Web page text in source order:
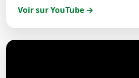
Voir sur YouTube →